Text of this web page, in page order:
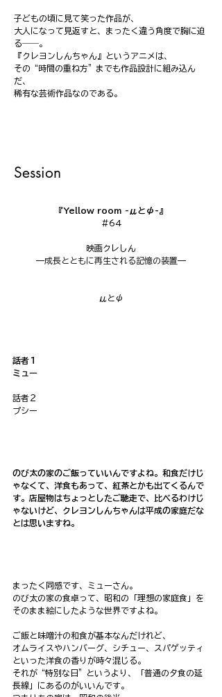
子どもの頃に見て笑った作品が、
大人になって見返すと、まったく違う角度で胸に迫
る――。
『クレヨンしんちゃん』というアニメは、
その“時間の重ね方”までも作品設計に組み込ん
だ、
稀有な芸術作品なのである。
Session
『Yellow room -μとψ-』
#64
映画クレしん
—成長とともに再生される記憶の装置—
μとψ
話者１
ミュー
話者２
プシー
のび太の家のご飯っていいんですよね。和食だけじ
ゃなくて、洋食もあって、紅茶とかも出てくるんで
す。店屋物はちょっとしたご馳走で、比べるわけじ
ゃないけど、クレヨンしんちゃんは平成の家庭だな
とは思いますね。
まったく同感です、ミューさん。
のび太の家の食卓って、昭和の「理想の家庭食」を
そのまま絵にしたような世界ですよね。
ご飯と味噌汁の和食が基本なんだけれど、
オムライスやハンバーグ、シチュー、スパゲッティ
といった洋食の香りが時々混じる。
それが“特別な日”というより、「普通の夕食の延
長線」にあるのがいいんです。